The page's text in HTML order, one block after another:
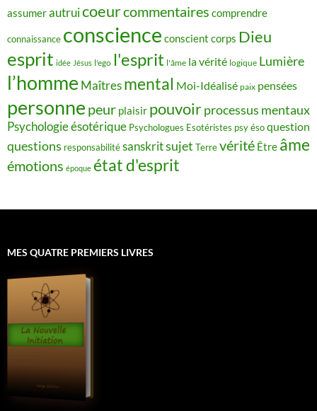
assumerautruicoeurcommentaires comprendre
connaissance conscience conscient corps Dieu
esprit idée Jésus l'ego l'esprit l'âme la vérité logique Lumière
l’homme Maîtres mental Moi-Idéalisé paix pensées
personne peur plaisir pouvoirprocessus mentaux
Psychologie ésotérique Psychologues Esotéristes psy ésoquestion
questions responsabilitésanskritsujet Terrevérité Être âme
émotions époque état d'esprit
MES QUATRE PREMIERS LIVRES